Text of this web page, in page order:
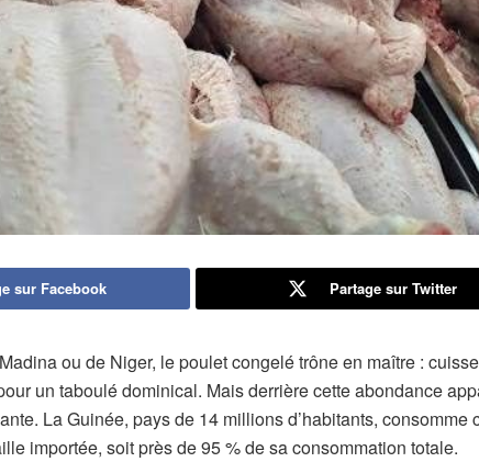
sur Facebook Partage sur Twitter
ou de Niger, le poulet congelé trône en maître :
un taboulé dominical. Mais derrière cette abondance
La Guinée, pays de 14 millions d’habitants, consomme
importée, soit près de 95 % de sa consommation totale.